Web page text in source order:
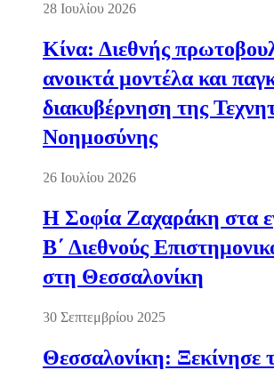
28 Ιουλίου 2026
Κίνα: Διεθνής
ανοικτά μοντέλα και
διακυβέρνηση της
Νοημοσύνης
26 Ιουλίου 2026
Η Σοφία Ζαχαράκη στα
Β΄ Διεθνούς
στη Θεσσαλονίκη
30 Σεπτεμβρίου 2025
Θεσσαλονίκη: Ξεκίνησε